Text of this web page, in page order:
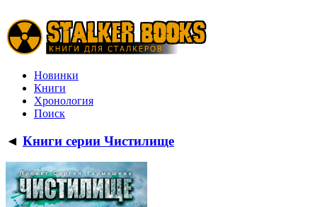
Новинки
Книги
Хронология
Поиск
◄ Книги серии Чистилище